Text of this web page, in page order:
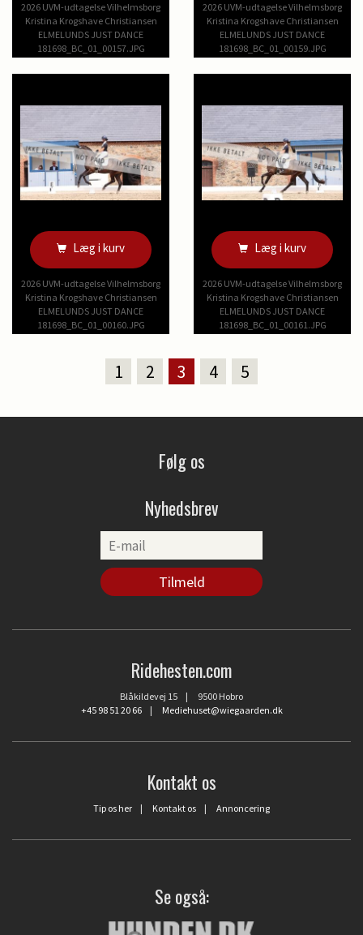
2026 UVM-udtagelse Vilhelmsborg
Kristina Krogshave Christiansen
ELMELUNDS JUST DANCE
181698_BC_01_00157.JPG
2026 UVM-udtagelse Vilhelmsborg
Kristina Krogshave Christiansen
ELMELUNDS JUST DANCE
181698_BC_01_00159.JPG
Læg i kurv
2026 UVM-udtagelse Vilhelmsborg
Kristina Krogshave Christiansen
ELMELUNDS JUST DANCE
181698_BC_01_00160.JPG
Læg i kurv
2026 UVM-udtagelse Vilhelmsborg
Kristina Krogshave Christiansen
ELMELUNDS JUST DANCE
181698_BC_01_00161.JPG
1 2 3 4 5
Følg os
Nyhedsbrev
Ridehesten.com
Blåkildevej 15 | 9500 Hobro
+45 98 51 20 66| Mediehuset@wiegaarden.dk
Kontakt os
Tip os her | Kontakt os | Annoncering
Se også: